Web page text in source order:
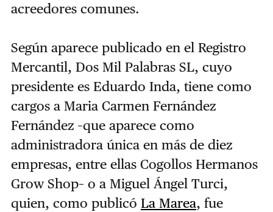
acreedores comunes.
Según aparece publicado en el Registro
Mercantil, Dos Mil Palabras SL, cuyo
presidente es Eduardo Inda, tiene como
cargos a Maria Carmen Fernández
Fernández –que aparece como
administradora única en más de diez
empresas, entre ellas Cogollos Hermanos
Grow Shop– o a Miguel Ángel Turci,
quien, como publicó La Marea, fue